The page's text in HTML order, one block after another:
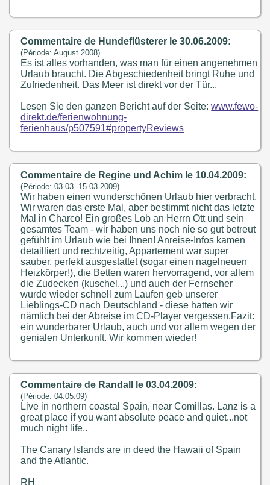
Commentaire de Hundeflüsterer le 30.06.2009:
(Période: August 2008)
Es ist alles vorhanden, was man für einen angenehmen
Urlaub braucht. Die Abgeschiedenheit bringt Ruhe und
Zufriedenheit. Das Meer ist direkt vor der Tür...
Lesen Sie den ganzen Bericht auf der Seite:www.fewo-
direkt.de/ferienwohnung-
ferienhaus/p507591#propertyReviews
Commentaire de Regine und Achim le 10.04.2009:
(Période: 03.03.-15.03.2009)
Wir haben einen wunderschönen Urlaub hier verbracht.
Wir waren das erste Mal, aber bestimmt nicht das letzte
Mal in Charco! Ein großes Lob an Herrn Ott und sein
gesamtes Team - wir haben uns noch nie so gut betreut
gefühlt im Urlaub wie bei Ihnen! Anreise-Infos kamen
detailliert und rechtzeitig, Appartement war super
sauber, perfekt ausgestattet (sogar einen nagelneuen
Heizkörper!), die Betten waren hervorragend, vor allem
die Zudecken (kuschel...) und auch der Fernseher
wurde wieder schnell zum Laufen geb unserer
Lieblings-CD nach Deutschland - diese hatten wir
nämlich bei der Abreise im CD-Player vergessen.Fazit:
ein wunderbarer Urlaub, auch und vor allem wegen der
genialen Unterkunft. Wir kommen wieder!
Commentaire de Randall le 03.04.2009:
(Période: 04.05.09)
Live in northern coastal Spain, near Comillas. Lanz is a
great place if you want absolute peace and quiet...not
much night life..
The Canary Islands are in deed the Hawaii of Spain
and the Atlantic.
RH